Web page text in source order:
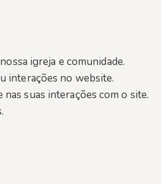
igreja e comunidade.
interações no website.
suas interações com o site.